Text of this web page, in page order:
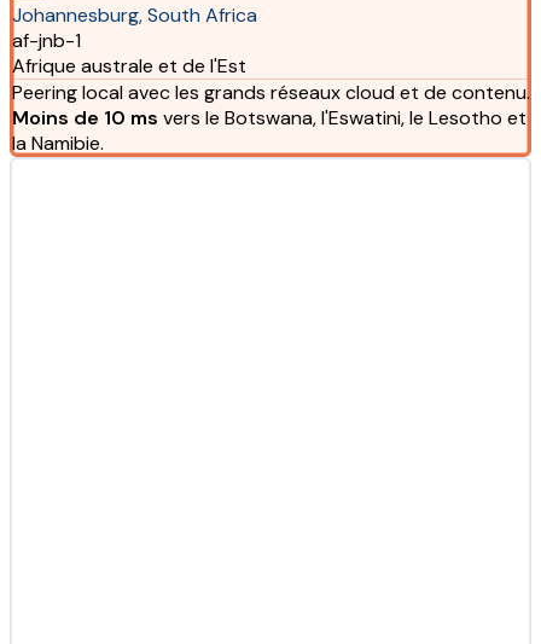
Johannesburg, South Africa
af-jnb-1
Afrique australe et de l'Est
Peering local avec les grands réseaux cloud et de contenu.
Moins de 10 ms vers le Botswana, l'Eswatini, le Lesotho et
la Namibie.